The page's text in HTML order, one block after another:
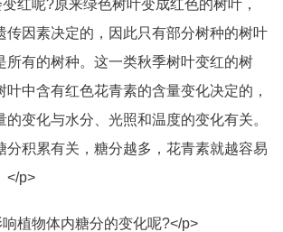
传因素决定的，因此只有部分树种的树叶
所有的树种。这一类秋季树叶变红的树
中含有红色花青素的含量变化决定的，
变化与水分、光照和温度的变化有关。
分积累有关，糖分越多，花青素就越容易
</p>
植物体内糖分的变化呢?</p>